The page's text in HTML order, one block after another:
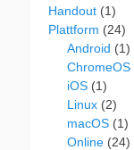
Handout (1)
Plattform (24)
Android (1)
ChromeOS
iOS (1)
Linux (2)
macOS (1)
Online (24)